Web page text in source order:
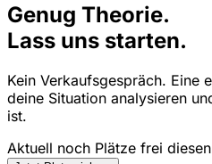
Genug Theorie.
Lass uns starten.
Kein Verkaufsgespräch. Eine
deine Situation analysieren
ist.
Aktuell noch Plätze frei